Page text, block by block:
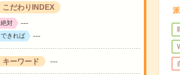
こだわりINDEX
絶対 ---
できれば ---
キーワード ---